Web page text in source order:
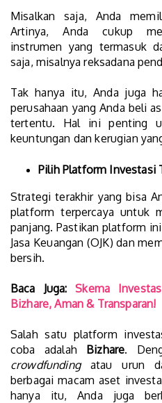
Misalkan saja, Anda
Artinya, Anda cukup
instrumen yang termasuk
saja, misalnya reksadana
Tak hanya itu, Anda juga
perusahaan yang Anda beli
tertentu. Hal ini penting
keuntungan dan kerugian
Pilih Platform Investasi
Strategi terakhir yang bisa
platform terpercaya untuk
panjang. Pastikan platform
Jasa Keuangan (OJK) dan
bersih.
Baca Juga:Skema
Bizhare, Aman & Transparan!
Salah satu platform
coba adalah Bizhare.
crowdfundingatau urun
berbagai macam aset
hanya itu, Anda juga